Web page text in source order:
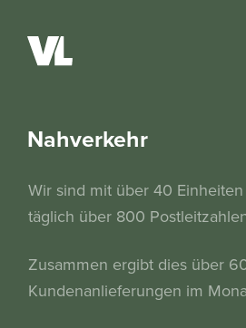
Nahverkehr
Wir sind mit über 40
täglich über 800
Zusammen ergibt dies über
Kundenanlieferungen im